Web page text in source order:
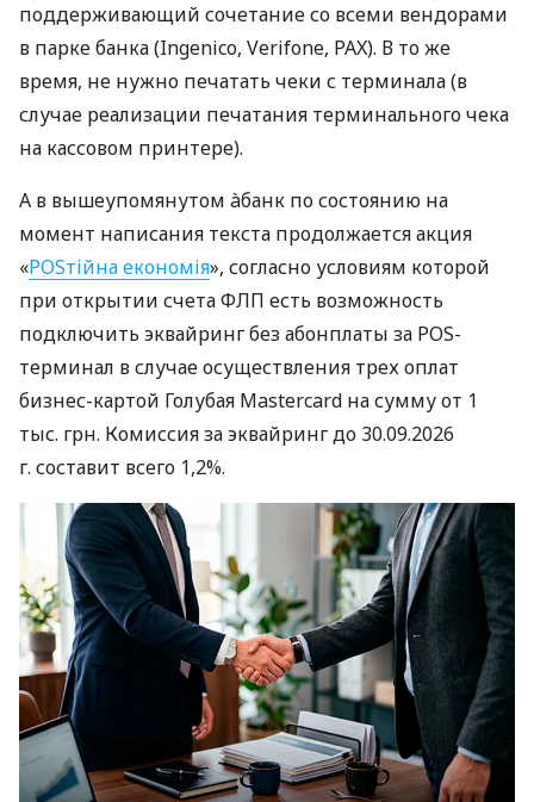
поддерживающий сочетание со всеми вендорами
в парке банка (Ingenico, Verifone, PAX). В то же
время, не нужно печатать чеки с терминала (в
случае реализации печатания терминального чека
на кассовом принтере).
А в вышеупомянутом àбанк по состоянию на
момент написания текста продолжается акция
«POSтійна економія», согласно условиям которой
при открытии счета ФЛП есть возможность
подключить эквайринг без абонплаты за POS-
терминал в случае осуществления трех оплат
бизнес-картой Голубая Mastercard на сумму от 1
тыс. грн. Комиссия за эквайринг до 30.09.2026
г. составит всего 1,2%.